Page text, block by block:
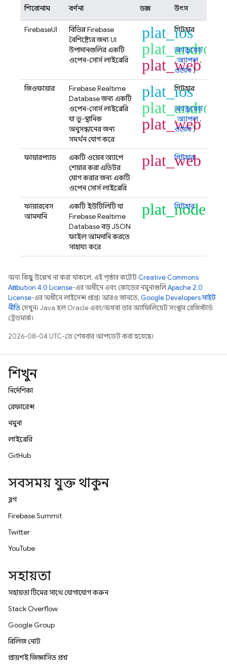
শিরোনাম বর্ণনা ডক্স উৎস
FirebaseUI
বিভিন্ন Firebase
বৈশিষ্ট্যের জন্য UI
উপাদানগুলির একটি
ওপেন-সোর্স লাইব্রেরি
plat_ios
plat_android
plat_web
গিটহাব
অ্যান্ড্রয়েড
,অ্যাপল,
ওয়েব)
জিওফায়ার
Firebase Realtime
Databaseজন্য একটি
ওপেন-সোর্স লাইব্রেরি
যা ভূ-স্থানিক
অনুসন্ধানের জন্য
সমর্থন যোগ করে
plat_ios
plat_android
plat_web
গিটহাব
অ্যান্ড্রয়েড
,অ্যাপল,
ওয়েব)
ফায়ারপ্যাড
একটি ওয়েব অ্যাপে
শেয়ার করা এডিটর
যোগ করার জন্য একটি
ওপেন সোর্স লাইব্রেরি
plat_web
গিটহাব
ফায়ারবেস
আমদানি
একটি ইউটিলিটি যা
Firebase Realtime
Databaseবড় JSON
ফাইল আমদানি করতে
সাহায্য করে
plat_node
গিটহাব
অন্য কিছু উল্লেখ না করা থাকলে, এই পৃষ্ঠার কন্টেন্টCreative Commons
Attribution 4.0 License-এর অধীনে এবং কোডের নমুনাগুলিApache 2.0
License-এর অধীনে লাইসেন্স প্রাপ্ত। আরও জানতে,Google Developers সাইট
নীতি দেখুন। Java হল Oracle এবং/অথবা তার অ্যাফিলিয়েট সংস্থার রেজিস্টার্ড
ট্রেডমার্ক।
2026-08-04 UTC-তে শেষবার আপডেট করা হয়েছে।
শিখুন
নির্দেশিকা
রেফারেন্স
নমুনা
লাইব্রেরি
GitHub
সবসময় যুক্ত থাকুন
ব্লগ
Firebase Summit
Twitter
YouTube
সহায়তা
সহায়তা টিমের সাথে যোগাযোগ করুন
Stack Overflow
Google Group
রিলিজ নোট
প্রায়শই জিজ্ঞাসিত প্রশ্ন